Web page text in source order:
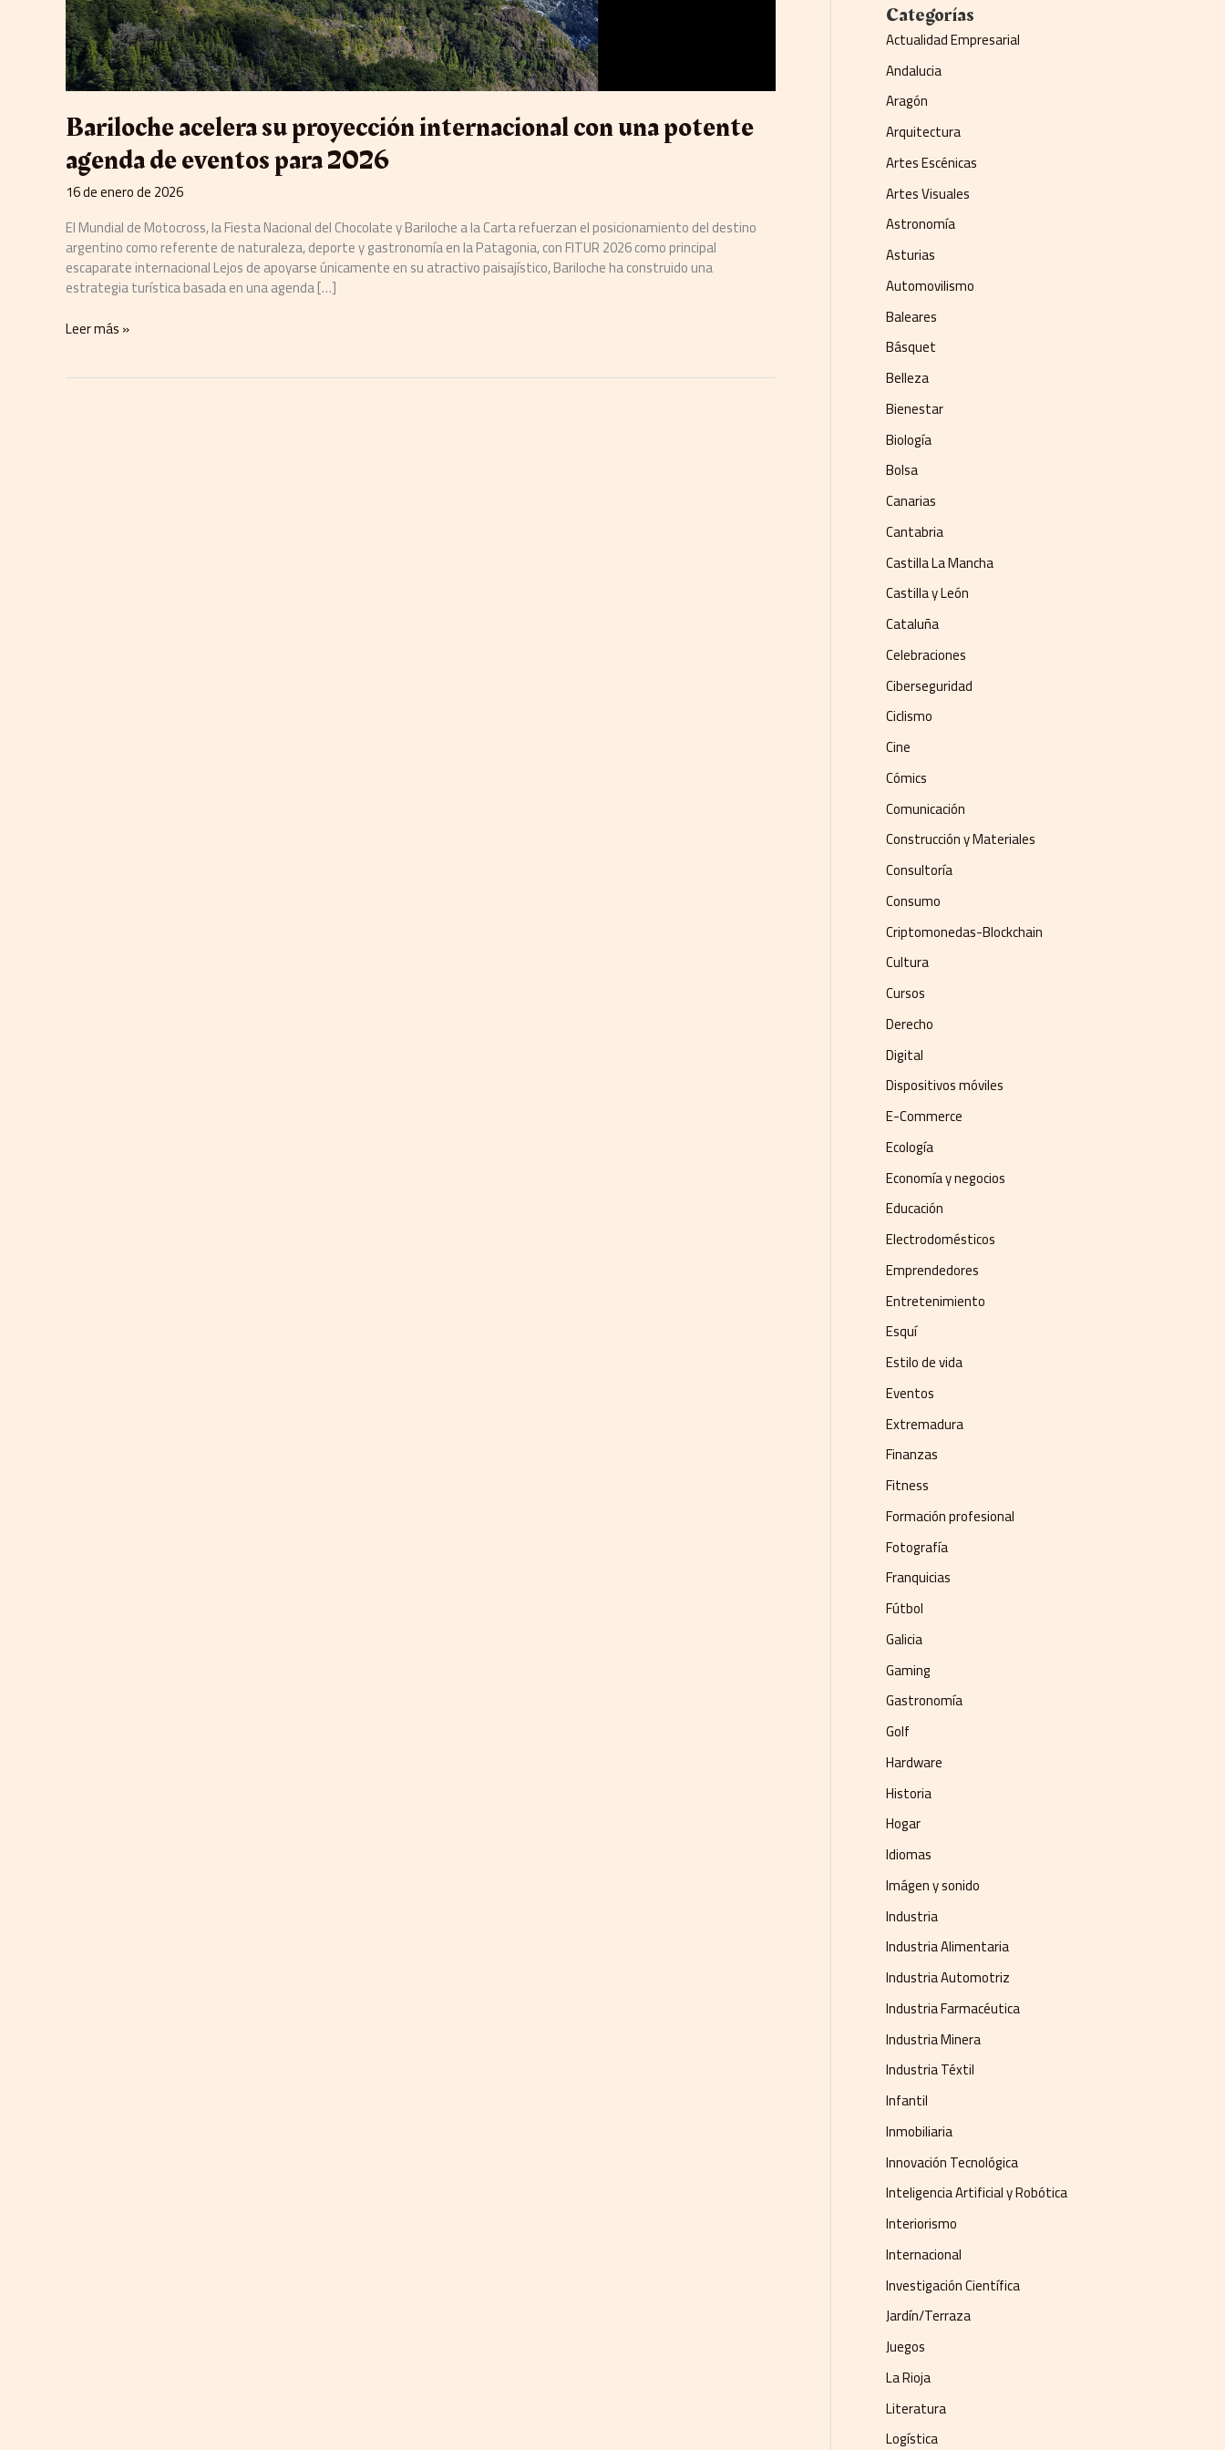
Bariloche acelera su proyección internacional con una potente
agenda de eventos para 2026
16 de enero de 2026
El Mundial de Motocross, la Fiesta Nacional del Chocolate y Bariloche a la Carta refuerzan el posicionamiento del destino
argentino como referente de naturaleza, deporte y gastronomía en la Patagonia, con FITUR 2026 como principal
escaparate internacional Lejos de apoyarse únicamente en su atractivo paisajístico, Bariloche ha construido una
estrategia turística basada en una agenda […]
Leer más »
Categorías
Actualidad Empresarial
Andalucia
Aragón
Arquitectura
Artes Escénicas
Artes Visuales
Astronomía
Asturias
Automovilismo
Baleares
Básquet
Belleza
Bienestar
Biología
Bolsa
Canarias
Cantabria
Castilla La Mancha
Castilla y León
Cataluña
Celebraciones
Ciberseguridad
Ciclismo
Cine
Cómics
Comunicación
Construcción y Materiales
Consultoría
Consumo
Criptomonedas-Blockchain
Cultura
Cursos
Derecho
Digital
Dispositivos móviles
E-Commerce
Ecología
Economía y negocios​
Educación
Electrodomésticos
Emprendedores
Entretenimiento
Esquí
Estilo de vida
Eventos
Extremadura
Finanzas
Fitness
Formación profesional
Fotografía
Franquicias
Fútbol
Galicia
Gaming
Gastronomía
Golf
Hardware
Historia
Hogar
Idiomas
Imágen y sonido
Industria
Industria Alimentaria
Industria Automotriz
Industria Farmacéutica
Industria Minera
Industria Téxtil
Infantil
Inmobiliaria
Innovación Tecnológica
Inteligencia Artificial y Robótica
Interiorismo
Internacional
Investigación Científica
Jardín/Terraza
Juegos
La Rioja
Literatura
Logística